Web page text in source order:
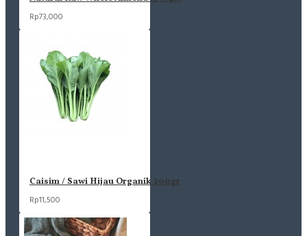
Rp73,000
Caisim / Sawi Hijau Organik 200gr
Rp11,500